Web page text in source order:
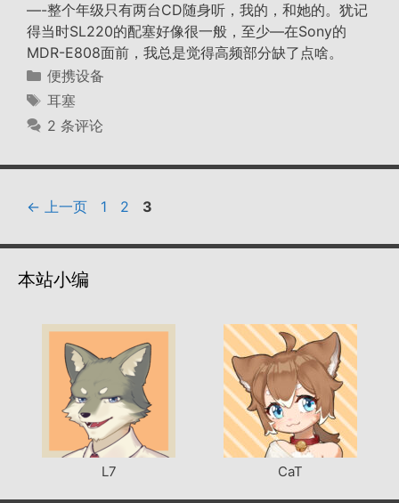
—-整个年级只有两台CD随身听，我的，和她的。犹记
得当时SL220的配塞好像很一般，至少—在Sony的
MDR-E808面前，我总是觉得高频部分缺了点啥。
分
类
便携设备
标
签
耳塞
2 条评论
← 上一页
页
1
页
2
页
3
本站小编
L7 CaT